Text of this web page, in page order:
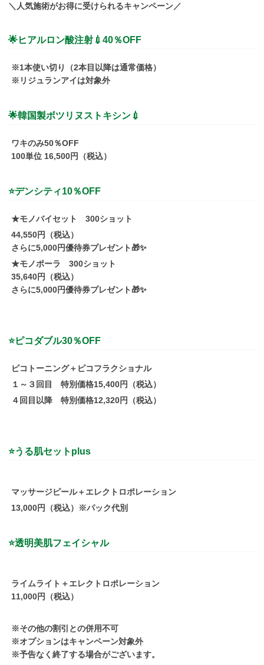
＼人気施術がお得に受けられるキャンペーン／
🌟ヒアルロン酸注射💉40％OFF
※1本使い切り（2本目以降は通常価格）
※リジュランアイは対象外
🌟韓国製ボツリヌストキシン💉
ワキのみ50％OFF
100単位 16,500円（税込）
⭐デンシティ10％OFF
★モノバイセット300ショット
44,550円（税込）
さらに5,000円優待券プレゼント 🎁✨
★モノポーラ300ショット
35,640円（税込）
さらに5,000円優待券プレゼント 🎁✨
⭐ピコダブル30％OFF
ピコトーニング＋ピコフラクショナル
１ ～ ３ 回目 特別価格15,400円（税込）
４ 回目以降 特別価格12,320円（税込）
⭐うる肌セット plus
マッサージピール＋エレクトロポレーション
13,000円（税込）※パック代別
⭐透明美肌フェイシャル
ライムライト＋エレクトロポレーション
11,000円（税込）
※その他の割引との併用不可
※オプションはキャンペーン対象外
※予告なく終了する場合がございます。